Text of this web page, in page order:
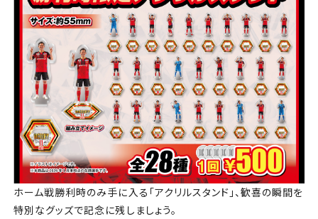
ホーム戦勝利時のみ手に入る「アクリルスタンド」、歓喜の瞬間を
特別なグッズで記念に残しましょう。